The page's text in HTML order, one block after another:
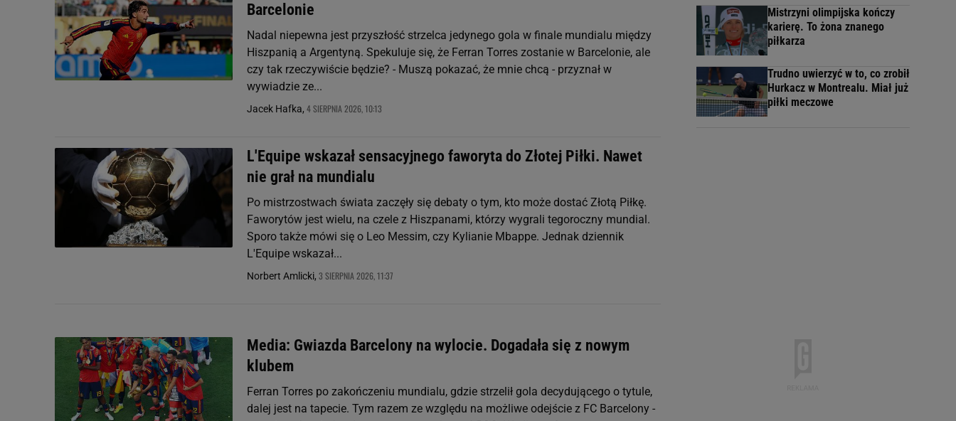
Barcelonie
Nadal niepewna jest przyszłość strzelca jedynego gola w finale mundialu między
Hiszpanią a Argentyną. Spekuluje się, że Ferran Torres zostanie w Barcelonie, ale
czy tak rzeczywiście będzie? - Muszą pokazać, że mnie chcą - przyznał w
wywiadzie ze...
Jacek Hafka, 4 SIERPNIA 2026, 10:13
L'Equipe wskazał sensacyjnego faworyta do Złotej Piłki. Nawet
nie grał na mundialu
Po mistrzostwach świata zaczęły się debaty o tym, kto może dostać Złotą Piłkę.
Faworytów jest wielu, na czele z Hiszpanami, którzy wygrali tegoroczny mundial.
Sporo także mówi się o Leo Messim, czy Kylianie Mbappe. Jednak dziennik
L'Equipe wskazał...
Norbert Amlicki, 3 SIERPNIA 2026, 11:37
Media: Gwiazda Barcelony na wylocie. Dogadała się z nowym
klubem
Ferran Torres po zakończeniu mundialu, gdzie strzelił gola decydującego o tytule,
dalej jest na tapecie. Tym razem ze względu na możliwe odejście z FC Barcelony -
Mistrzyni olimpijska kończy
karierę. To żona znanego
piłkarza
Trudno uwierzyć w to, co zrobił
Hurkacz w Montrealu. Miał już
piłki meczowe